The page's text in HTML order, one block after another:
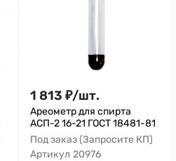
1 813 ₽/шт.
Ареометр для спирта
АСП-2 16-21 ГОСТ 18481-81
Под заказ (Запросите КП)
Артикул 20976